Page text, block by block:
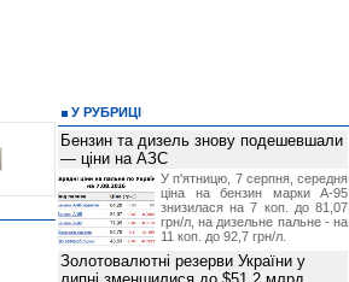
У РУБРИЦІ
Бензин та дизель знову подешевшали
— ціни на АЗС
У п'ятницю, 7 серпня, середня
ціна на бензин марки А-95
знизилася на 7 коп. до 81,07
грн/л, на дизельне пальне - на
11 коп. до 92,7 грн/л.
Золотовалютні резерви України у